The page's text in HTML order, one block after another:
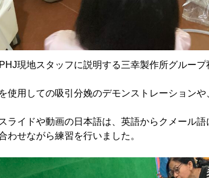
PHJ現地スタッフに説明する三幸製作所グループ
使用しての吸引分娩のデモンストレーション
ライドや動画の日本語は、英語からクメール
わせながら練習を行いました。